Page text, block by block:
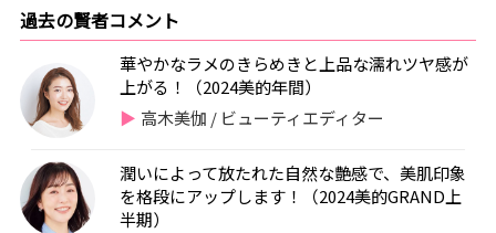
過去の賢者コメント
華やかなラメのきらめきと上品な濡れツヤ感が
上がる！（2024美的年間）
高木美伽 / ビューティエディター
潤いによって放たれた自然な艶感で、美肌印象
を格段にアップします！（2024美的GRAND上
半期）